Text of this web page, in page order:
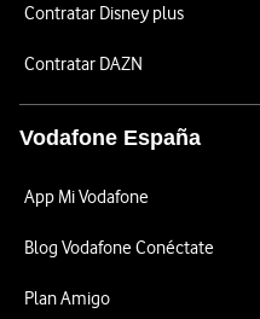
Contratar Disney plus
Contratar DAZN
Vodafone España
App Mi Vodafone
Blog Vodafone Conéctate
Plan Amigo